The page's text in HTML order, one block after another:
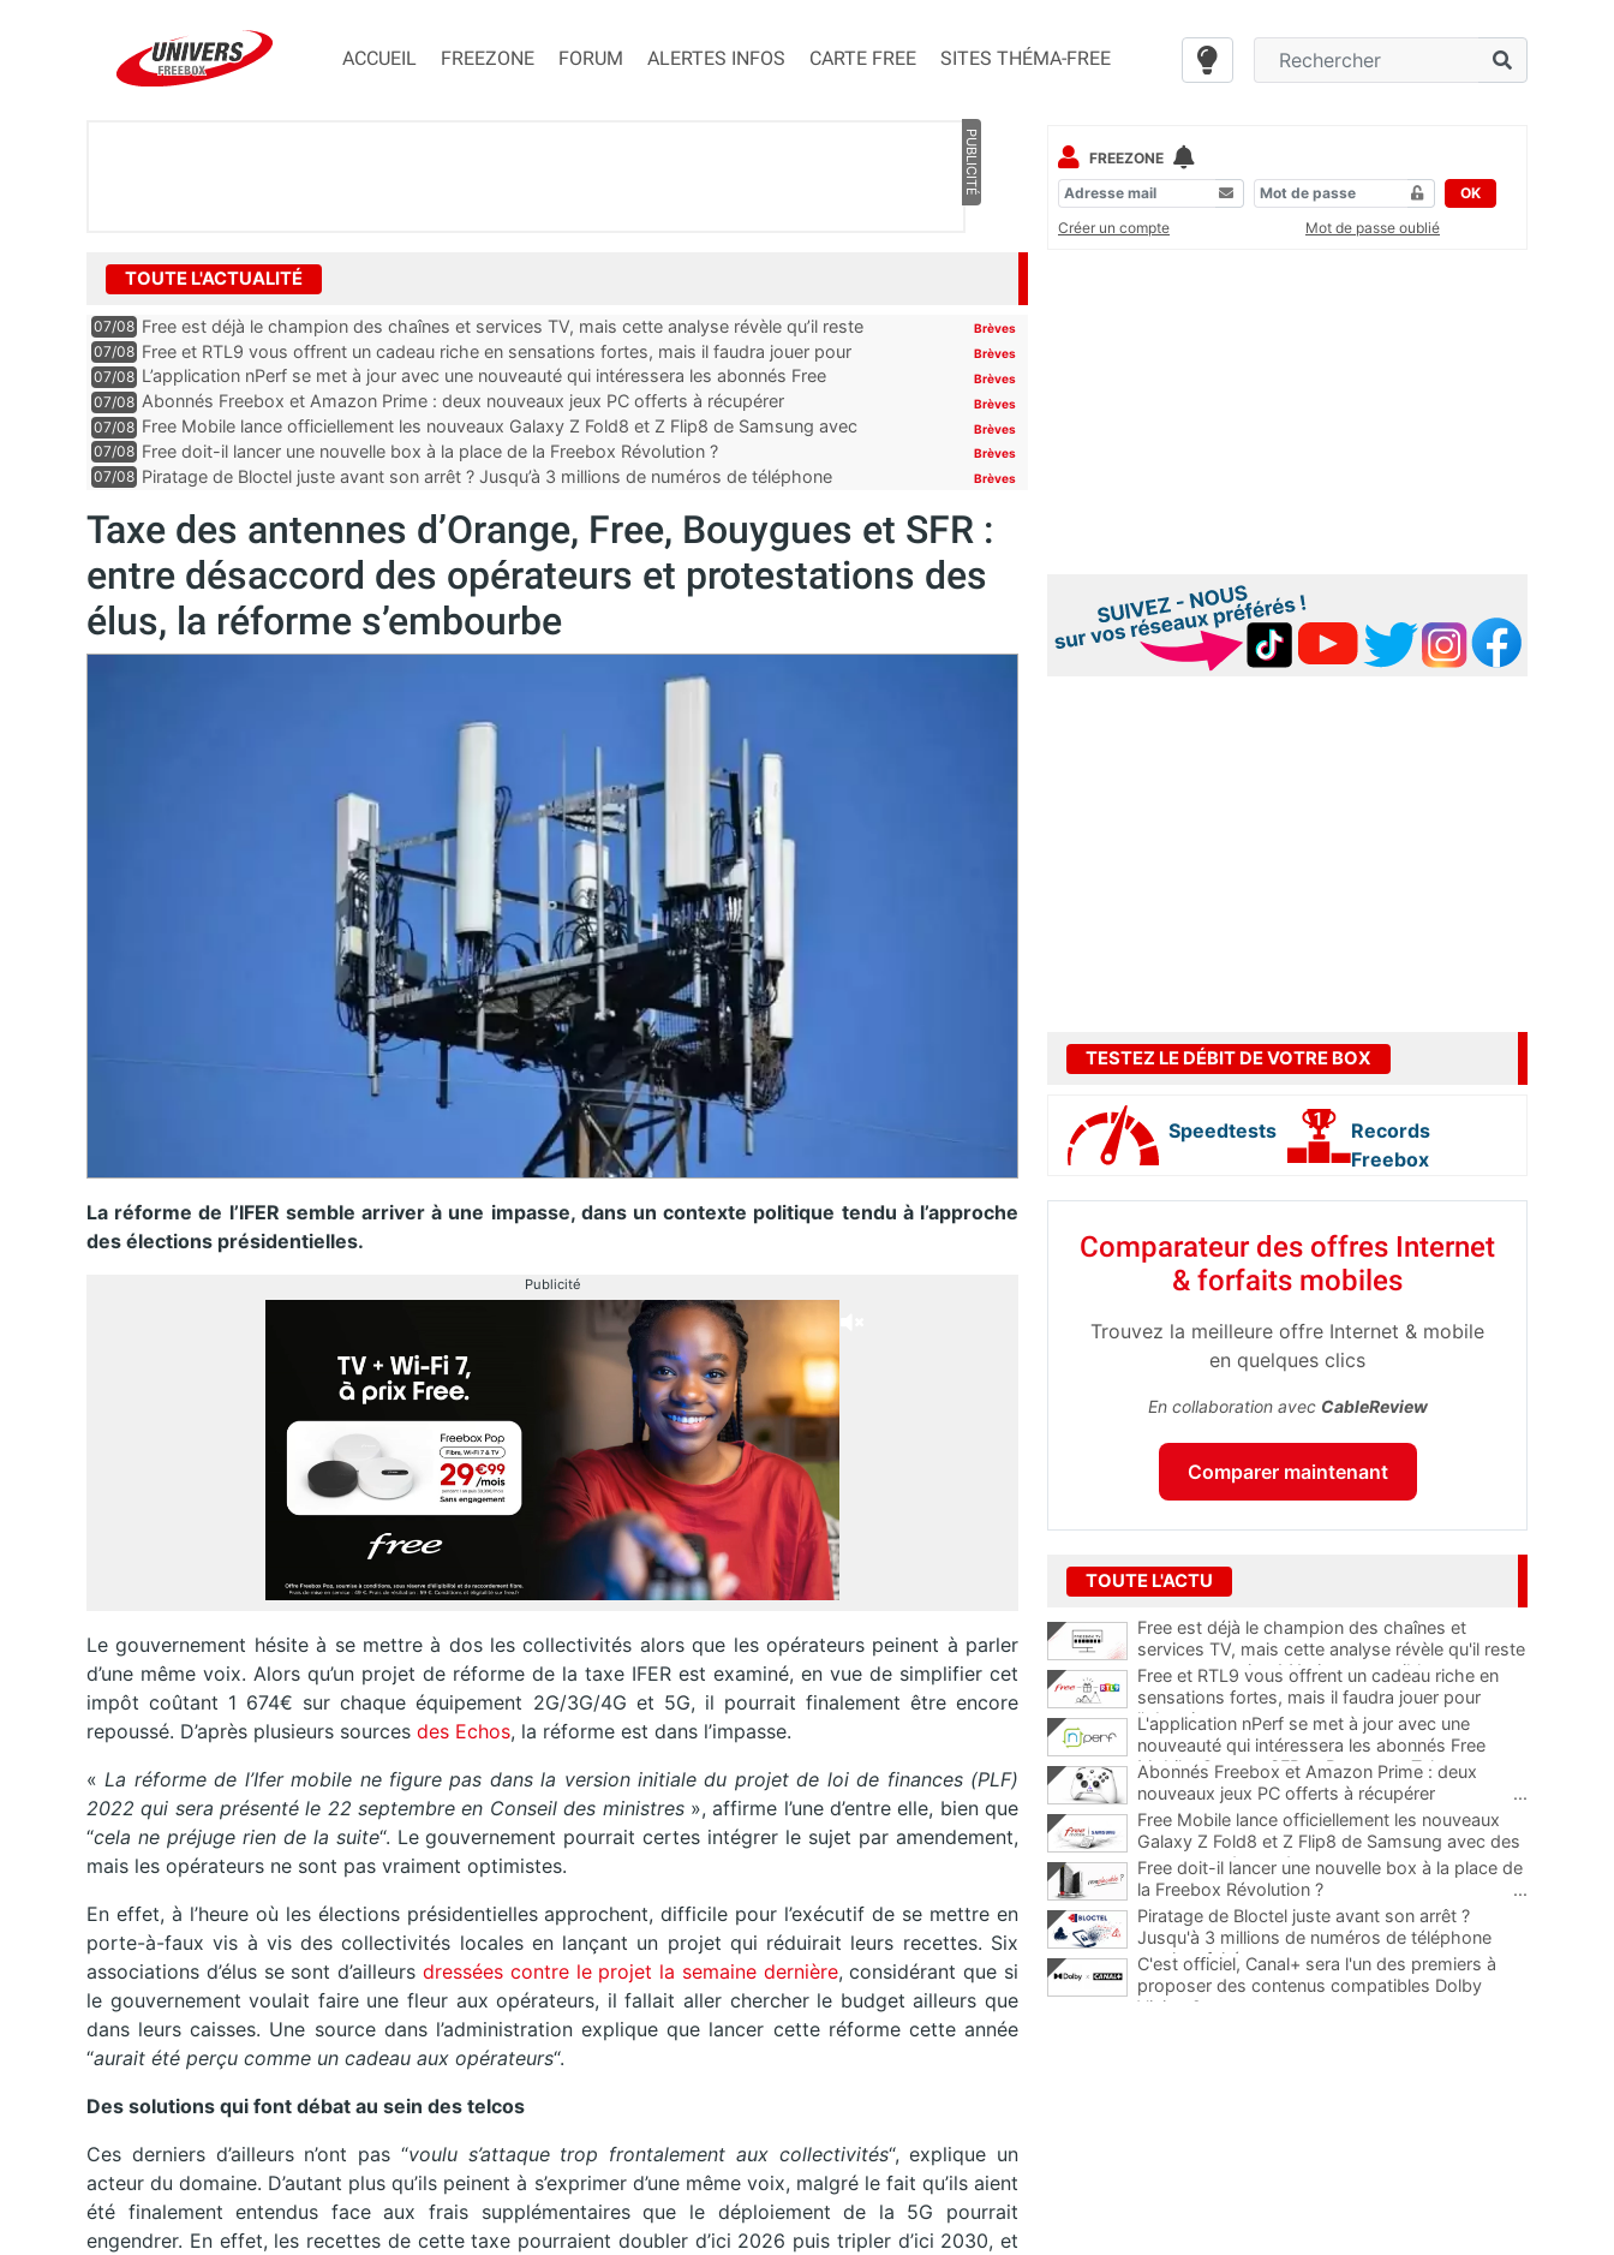
ACCUEIL FREEZONE FORUM ALERTES INFOS CARTE FREE SITES THÉMA-FREE
PUBLICITÉ
TOUTE L'ACTUALITÉ
07/08 Free est déjà le champion des chaînes et services TV, mais cette analyse révèle qu’il reste
encore au moin...
Brèves
07/08 Free et RTL9 vous offrent un cadeau riche en sensations fortes, mais il faudra jouer pour
l’obtenir
Brèves
07/08 L’application nPerf se met à jour avec une nouveauté qui intéressera les abonnés Free
Mobile, Orange, SFR ...
Brèves
07/08 Abonnés Freebox et Amazon Prime : deux nouveaux jeux PC offerts à récupérer Brèves
07/08 Free Mobile lance officiellement les nouveaux Galaxy Z Fold8 et Z Flip8 de Samsung avec
des promos et des cadeaux
Brèves
07/08 Free doit-il lancer une nouvelle box à la place de la Freebox Révolution ? Brèves
07/08 Piratage de Bloctel juste avant son arrêt ? Jusqu’à 3 millions de numéros de téléphone
Brèves
Taxe des antennes d’Orange, Free, Bouygues et SFR :
entre désaccord des opérateurs et protestations des
élus, la réforme s’embourbe
La réforme de l’IFER semble arriver à une impasse, dans un contexte politique tendu à l’approche
des élections présidentielles.
Publicité
Le gouvernement hésite à se mettre à dos les collectivités alors que les opérateurs peinent à parler
d’une même voix. Alors qu’un projet de réforme de la taxe IFER est examiné, en vue de simplifier cet
impôt coûtant 1 674€ sur chaque équipement 2G/3G/4G et 5G, il pourrait finalement être encore
repoussé. D’après plusieurs sources des Echos, la réforme est dans l’impasse.
« La réforme de l’Ifer mobile ne figure pas dans la version initiale du projet de loi de finances (PLF)
2022 qui sera présenté le 22 septembre en Conseil des ministres», affirme l’une d’entre elle, bien que
“cela ne préjuge rien de la suite“. Le gouvernement pourrait certes intégrer le sujet par amendement,
mais les opérateurs ne sont pas vraiment optimistes.
En effet, à l’heure où les élections présidentielles approchent, difficile pour l’exécutif de se mettre en
porte-à-faux vis à vis des collectivités locales en lançant un projet qui réduirait leurs recettes. Six
associations d’élus se sont d’ailleurs dressées contre le projet la semaine dernière, considérant que si
le gouvernement voulait faire une fleur aux opérateurs, il fallait aller chercher le budget ailleurs que
dans leurs caisses. Une source dans l’administration explique que lancer cette réforme cette année
“aurait été perçu comme un cadeau aux opérateurs“.
Des solutions qui font débat au sein des telcos
Ces derniers d’ailleurs n’ont pas “voulu s’attaque trop frontalement aux collectivités“, explique un
acteur du domaine. D’autant plus qu’ils peinent à s’exprimer d’une même voix, malgré le fait qu’ils aient
été finalement entendus face aux frais supplémentaires que le déploiement de la 5G pourrait
engendrer. En effet, les recettes de cette taxe pourraient doubler d’ici 2026 puis tripler d’ici 2030, et
FREEZONE
OK
Créer un compte
Mot de passe oublié
TESTEZ LE DÉBIT DE VOTRE BOX
Speedtests
Records
Freebox
Comparateur des offres Internet
& forfaits mobiles
Trouvez la meilleure offre Internet & mobile
en quelques clics
En collaboration avec CableReview
Comparer maintenant
TOUTE L'ACTU
Free est déjà le champion des chaînes et
services TV, mais cette analyse révèle qu'il reste
encore au moins 141 ajouts possibles
Free et RTL9 vous offrent un cadeau riche en
sensations fortes, mais il faudra jouer pour
l'obtenir
L'application nPerf se met à jour avec une
nouveauté qui intéressera les abonnés Free
Mobile, Orange, SFR et Bouygues Telecom
Abonnés Freebox et Amazon Prime : deux
nouveaux jeux PC offerts à récupérer
...
Free Mobile lance officiellement les nouveaux
Galaxy Z Fold8 et Z Flip8 de Samsung avec des
promos et des cadeaux
...
Free doit-il lancer une nouvelle box à la place de
la Freebox Révolution ?
...
Piratage de Bloctel juste avant son arrêt ?
Jusqu'à 3 millions de numéros de téléphone
auraient fuité
C'est officiel, Canal+ sera l'un des premiers à
proposer des contenus compatibles Dolby
Vision 2